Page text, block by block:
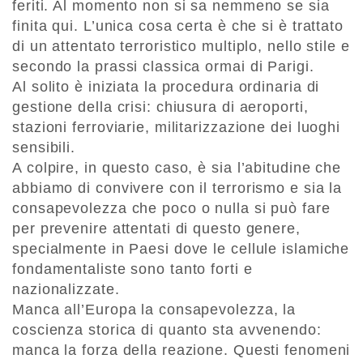
feriti. Al momento non si sa nemmeno se sia
finita qui. L’unica cosa certa è che si è trattato
di un attentato terroristico multiplo, nello stile e
secondo la prassi classica ormai di Parigi.
Al solito è iniziata la procedura ordinaria di
gestione della crisi: chiusura di aeroporti,
stazioni ferroviarie, militarizzazione dei luoghi
sensibili.
A colpire, in questo caso, è sia l’abitudine che
abbiamo di convivere con il terrorismo e sia la
consapevolezza che poco o nulla si può fare
per prevenire attentati di questo genere,
specialmente in Paesi dove le cellule islamiche
fondamentaliste sono tanto forti e
nazionalizzate.
Manca all’Europa la consapevolezza, la
coscienza storica di quanto sta avvenendo:
manca la forza della reazione. Questi fenomeni